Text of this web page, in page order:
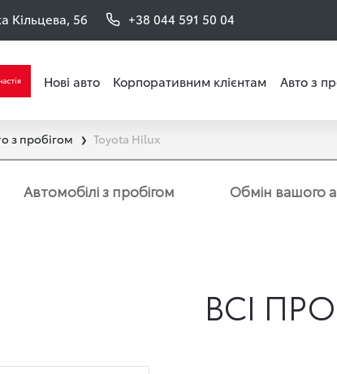
Кільцева, 56 +38 044 591 50 04
Нові авто Корпоративним клієнтам Авто з
з пробігом ❯ Toyota Hilux